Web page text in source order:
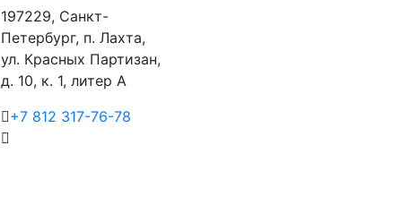
197229, Санкт-
Петербург, п. Лахта,
ул. Красных Партизан,
д. 10, к. 1, литер А
+7 812 317-76-78